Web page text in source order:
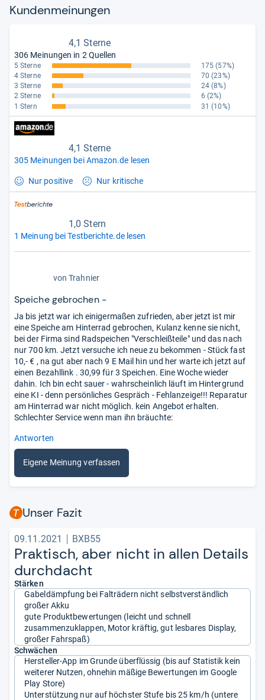
Kun­den­mei­nun­gen
4,1 Sterne
306 Meinungen in 2 Quellen
5 Sterne 175 (57%)
4 Sterne
70 (23%)
3 Sterne
24 (8%)
2 Sterne
6 (2%)
1 Stern
31 (10%)
4,1 Sterne
305 Meinungen bei Amazon.de lesen
Nur positive Nur kritische
1,0 Stern
1 Meinung bei Testberichte.de lesen
5
Stern
von Trahnier
Speiche gebrochen -
Ja bis jetzt war ich einigermaßen zufrieden, aber jetzt ist mir
eine Speiche am Hinterrad gebrochen, Kulanz kenne sie nicht,
bei der Firma sind Radspeichen "Verschleißteile" und das nach
nur 700 km. Jetzt versuche ich neue zu bekommen - Stück fast
10,- € , na gut aber nach 9 E Mail hin und her warte ich jetzt auf
einen Bezahllink . 30,99 für 3 Speichen. Eine Woche wieder
dahin. Ich bin echt sauer - wahrscheinlich läuft im Hintergrund
eine KI - denn persönliches Gespräch - Fehlanzeige!!! Reparatur
am Hinterrad war nicht möglich. kein Angebot erhalten.
Schlechter Service wenn man ihn bräuchte:
Antworten
Eigene Meinung verfassen
Unser Fazit
09.11.2021 BXB55
Prak­tisch, aber nicht in allen Details
durch­dacht
Stärken
Gabeldämpfung bei Falträdern nicht selbstverständlich
großer Akku
gute Produktbewertungen (leicht und schnell
zusammenzuklappen, Motor kräftig, gut lesbares Display,
großer Fahrspaß)
Schwächen
Hersteller-App im Grunde überflüssig (bis auf Statistik kein
weiterer Nutzen, ohnehin mäßige Bewertungen im Google
Play Store)
Unterstützung nur auf höchster Stufe bis 25 km/h (untere